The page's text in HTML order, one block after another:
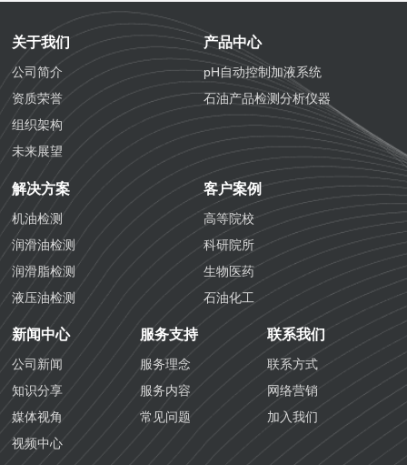
关于我们
公司简介
资质荣誉
组织架构
未来展望
产品中心
pH自动控制加液系统
石油产品检测分析仪器
解决方案
机油检测
润滑油检测
润滑脂检测
液压油检测
防冻液检测
防锈油检测
齿轮油检测
导热油检测
生物医药检测
国六汽油检测
客户案例
高等院校
科研院所
生物医药
石油化工
化学工业
航空铁路
海关质检
生态环境
新闻中心
公司新闻
知识分享
媒体视角
视频中心
服务支持
服务理念
服务内容
常见问题
联系我们
联系方式
网络营销
加入我们